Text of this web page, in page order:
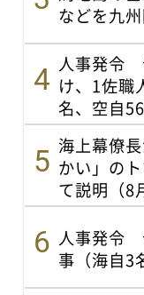
などを九
人事発令
け、1佐職
名、空自56
海上幕僚
かい」の
て説明（8
人事発令
事（海自3